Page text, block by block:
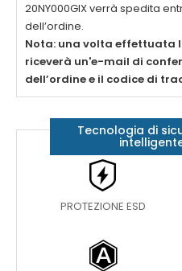
20NY000GIXverrà spedita
dell’ordine.
Nota: una volta effettuata
riceverà un'e-mail di
dell’ordine e il codice di
Tecnologia di
PROTEZIONE ESD